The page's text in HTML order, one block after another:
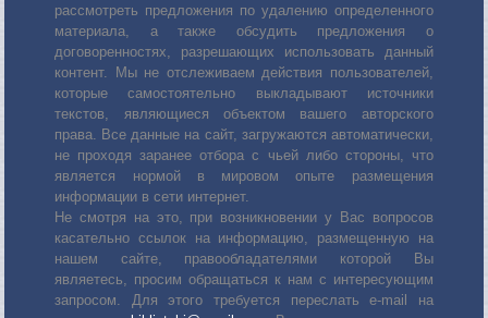
рассмотреть предложения по удалению определенного
материала, а также обсудить предложения о
договоренностях, разрешающих использовать данный
контент. Мы не отслеживаем действия пользователей,
которые самостоятельно выкладывают источники
текстов, являющиеся объектом вашего авторского
права. Все данные на сайт, загружаются автоматически,
не проходя заранее отбора с чьей либо стороны, что
является нормой в мировом опыте размещения
информации в сети интернет.
Не смотря на это, при возникновении у Вас вопросов
касательно ссылок на информацию, размещенную на
нашем сайте, правообладателями которой Вы
являетесь, просим обращаться к нам с интересующим
запросом. Для этого требуется переслать е-mail на